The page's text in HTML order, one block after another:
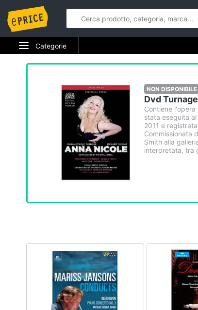
Categorie
Elettrodomestici
Informatica
Telefonia
Tv e Home Cinema
Smart home
Brico e Giardinaggio
Salute e igiene
Beauty
NON DISPONIBILE
Dvd
Contiene
stata eseguita
2011 e
Commissionata
Smith alla
interpretata, tra